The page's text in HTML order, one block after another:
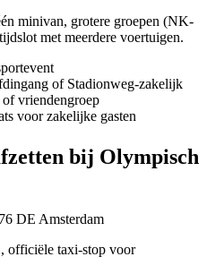
minivan, grotere groepen (NK-
met meerdere voertuigen.
of Stadionweg-zakelijk
vriendengroep
voor zakelijke gasten
bij Olympisch
DE Amsterdam
officiële taxi-stop voor